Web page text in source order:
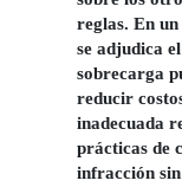
reglas. En un
se adjudica
sobrecarga
reducir
inadecuada
prácticas de
infracción